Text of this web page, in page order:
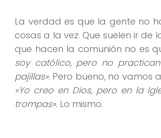
La verdad es que la gente no
cosas a la vez. Que suelen ir de
que hacen la comunión no es
soy católico, pero no
pajillas». Pero bueno, no vamos
«Yo creo en Dios, pero en la
trompas». Lo mismo.